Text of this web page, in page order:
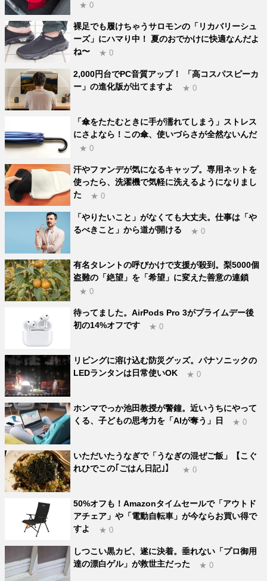
★ 0
裸足でも履けちゃうサロモンの「リカバリーシュ
ーズ」にハマり中！ 夏のおでかけに快適なんだよ
ね〜
★ 0
2,000円台でPC音質アップ！ 「高コスパスピーカ
ー」の進化版が出てますよ
★ 0
「傘をたたむときに手が濡れてしまう」ストレス
にさよなら！この傘、使いづらさが全然ないんだ
★ 0
汗やファンデが気になるキャップ。専用ネットを
使ったら、洗濯機で気軽に洗えるようになりまし
た
★ 0
「やりたいこと」がなくても大丈夫。仕事は「や
るべきこと」から道が開ける
★ 0
有名タレントの呼びかけで支援が殺到。梨5000個
盗難の「絶望」を「希望」に変えた善意の連鎖
★ 0
待ってました。AirPods Pro 3がプライムデー後
初の14%オフです
★ 0
リビングに溶け込む防災グッズ。パナソニックの
LEDランタンは日常使いOK
★ 0
ホンマでっか池田教授が警鐘。近いうちにやって
くる、子どもの思考力を「AIが奪う」日
★ 0
いただいたうなぎで「うなぎの混ぜご飯」【こぐ
れひでこの｢ごはん日記｣】
★ 0
50%オフも！Amazonタイムセールで「アウトド
アチェア」や「電動自転車」が今ならお買い得で
すよ
★ 0
しつこい黒カビ、遂に決着。垂れない「プロ御用
達の漂白ゲル」が救世主だった
★ 0